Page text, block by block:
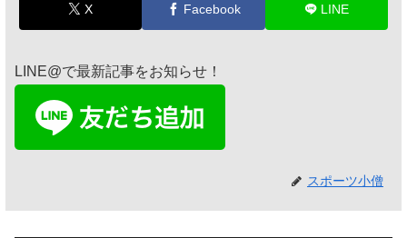
X Facebook LINE
LINE@で最新記事をお知らせ！
スポーツ小僧